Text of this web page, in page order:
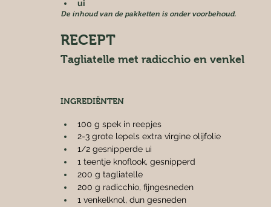
ui
De inhoud van de pakketten is onder voorbehoud.
RECEPT
Tagliatelle met radicchio en venkel
INGREDIËNTEN
100 g spek in reepjes
2-3 grote lepels extra virgine olijfolie
1/2 gesnipperde ui
1 teentje knoflook, gesnipperd
200 g tagliatelle
200 g radicchio, fijngesneden
1 venkelknol, dun gesneden